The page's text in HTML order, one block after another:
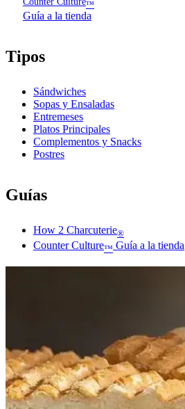
™
Guía a la tienda
Tipos
Sándwiches
Sopas y Ensaladas
Entremeses
Platos Principales
Complementos y Snacks
Postres
Guías
How 2 Charcuterie®
Counter Culture™ Guía a la tienda